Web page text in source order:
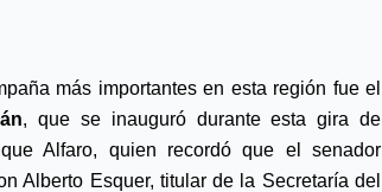
, que se inauguró durante esta gira de
Alfaro, quien recordó que el senador
Alberto Esquer, titular de la Secretaría del